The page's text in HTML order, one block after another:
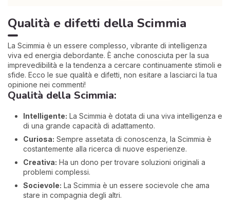
Qualità e difetti della Scimmia
La Scimmia è un essere complesso, vibrante di intelligenza
viva ed energia debordante. È anche conosciuta per la sua
imprevedibilità e la tendenza a cercare continuamente stimoli e
sfide. Ecco le sue qualità e difetti, non esitare a lasciarci la tua
opinione nei commenti!
Qualità della Scimmia:
Intelligente: La Scimmia è dotata di una viva intelligenza e
di una grande capacità di adattamento.
Curiosa: Sempre assetata di conoscenza, la Scimmia è
costantemente alla ricerca di nuove esperienze.
Creativa: Ha un dono per trovare soluzioni originali a
problemi complessi.
Socievole: La Scimmia è un essere socievole che ama
stare in compagnia degli altri.